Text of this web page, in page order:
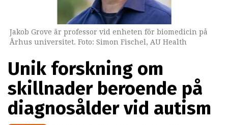
Jakob Grove är professor vid enheten för biomedicin på
Århus universitet. Foto: Simon Fischel, AU Health
Unik forskning om
skillnader beroende på
diagnosålder vid autism